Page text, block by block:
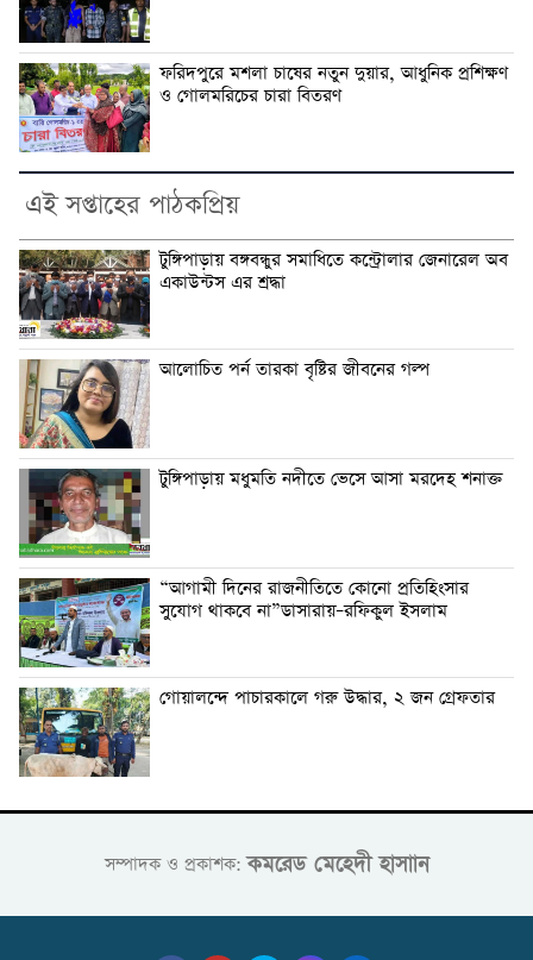
ফরিদপুরে মশলা চাষের নতুন দুয়ার, আধুনিক প্রশিক্ষণ
ও গোলমরিচের চারা বিতরণ
এই সপ্তাহের পাঠকপ্রিয়
টুঙ্গিপাড়ায় বঙ্গবন্ধুর সমাধিতে কন্ট্রোলার জেনারেল অব
একাউন্টস এর শ্রদ্ধা
আলোচিত পর্ন তারকা বৃষ্টির জীবনের গল্প
টুঙ্গিপাড়ায় মধুমতি নদীতে ভেসে আসা মরদেহ শনাক্ত
“আগামী দিনের রাজনীতিতে কোনো প্রতিহিংসার
সুযোগ থাকবে না”ডাসারায়–রফিকুল ইসলাম
গোয়ালন্দে পাচারকালে গরু উদ্ধার, ২ জন গ্রেফতার
সম্পাদক ও প্রকাশক:কমরেড মেহেদী হাসাান